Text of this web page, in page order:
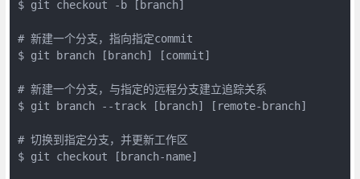
$ git checkout -b [branch]
# 新建一个分支，指向指定commit
$ git branch [branch] [commit]
# 新建一个分支，与指定的远程分支建立追踪关系
$ git branch --track [branch] [remote-branch]
# 切换到指定分支，并更新工作区
$ git checkout [branch-name]